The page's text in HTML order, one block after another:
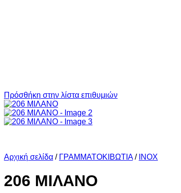
Πρόσθήκη στην λίστα επιθυμιών
Αρχική σελίδα / ΓΡΑΜΜΑΤΟΚΙΒΩΤΙΑ / INOX
206 ΜΙΛΑΝΟ